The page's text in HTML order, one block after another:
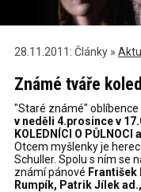
28.11.2011: Články »
Známé tváře
"Staré známé"
v neděli 4.prosince v
KOLEDNÍCI O PŮLNOCI
Otcem myšlenky je
Schuller. Spolu s ním se
známí pánové
Rumpík, Patrik Jílek